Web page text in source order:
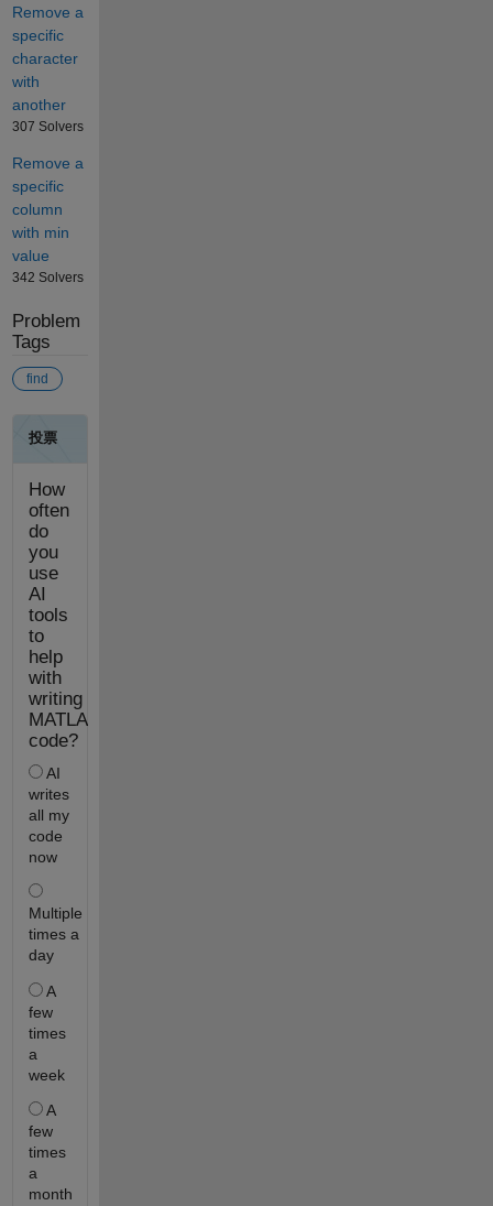
Remove a
specific
character
with
another
307 Solvers
Remove a
specific
column
with min
value
342 Solvers
Problem
Tags
find